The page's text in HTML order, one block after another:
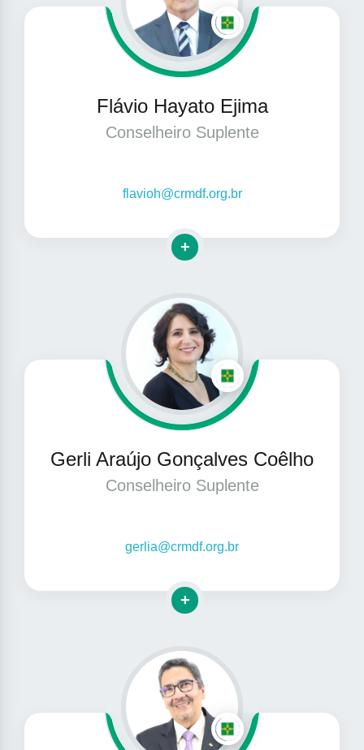
Flávio Hayato Ejima
Conselheiro Suplente
flavioh@crmdf.org.br
Clique para mais informações
Gerli Araújo Gonçalves Coêlho
Conselheiro Suplente
gerlia@crmdf.org.br
Clique para mais informações